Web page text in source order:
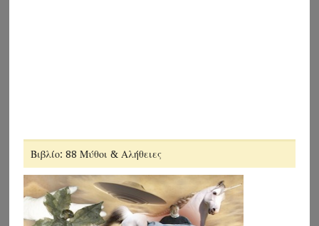
Βιβλίο: 88 Μύθοι & Αλήθειες